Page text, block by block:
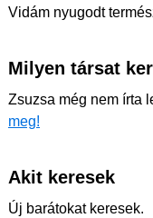
Vidám nyugodt
Milyen társat
Zsuzsa még nem írta
meg!
Akit keresek
Új barátokat keresek.